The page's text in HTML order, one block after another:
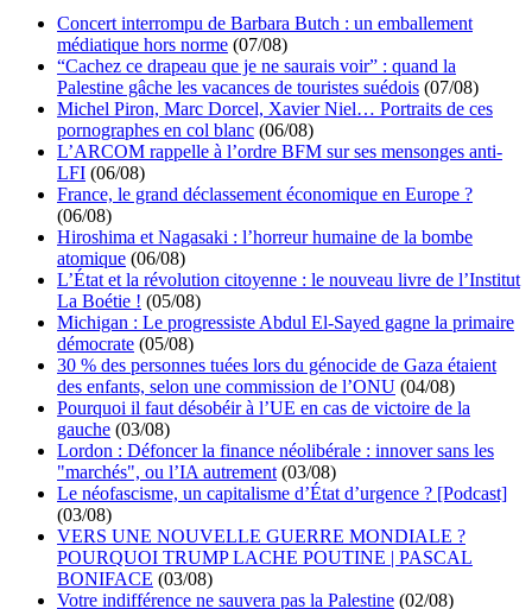
Concert interrompu de Barbara Butch : un emballement
médiatique hors norme (07/08)
“Cachez ce drapeau que je ne saurais voir” : quand la
Palestine gâche les vacances de touristes suédois (07/08)
Michel Piron, Marc Dorcel, Xavier Niel… Portraits de ces
pornographes en col blanc (06/08)
L’ARCOM rappelle à l’ordre BFM sur ses mensonges anti-
LFI (06/08)
France, le grand déclassement économique en Europe ?
(06/08)
Hiroshima et Nagasaki : l’horreur humaine de la bombe
atomique (06/08)
L’État et la révolution citoyenne : le nouveau livre de l’Institut
La Boétie ! (05/08)
Michigan : Le progressiste Abdul El-Sayed gagne la primaire
démocrate (05/08)
30 % des personnes tuées lors du génocide de Gaza étaient
des enfants, selon une commission de l’ONU (04/08)
Pourquoi il faut désobéir à l’UE en cas de victoire de la
gauche (03/08)
Lordon : Défoncer la finance néolibérale : innover sans les
"marchés", ou l’IA autrement (03/08)
Le néofascisme, un capitalisme d’État d’urgence ? [Podcast]
(03/08)
VERS UNE NOUVELLE GUERRE MONDIALE ?
POURQUOI TRUMP LACHE POUTINE | PASCAL
BONIFACE (03/08)
Votre indifférence ne sauvera pas la Palestine (02/08)